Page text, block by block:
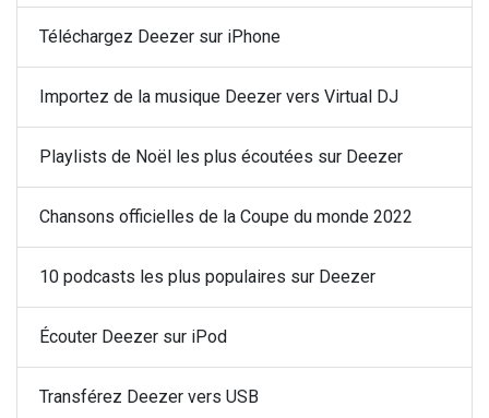
Téléchargez Deezer sur iPhone
Importez de la musique Deezer vers Virtual DJ
Playlists de Noël les plus écoutées sur Deezer
Chansons officielles de la Coupe du monde 2022
10 podcasts les plus populaires sur Deezer
Écouter Deezer sur iPod
Transférez Deezer vers USB